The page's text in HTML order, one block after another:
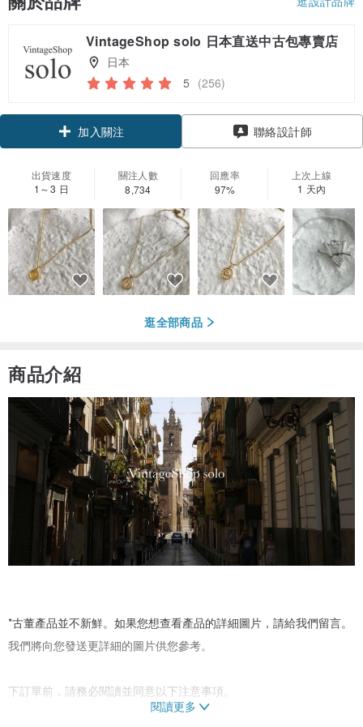
VintageShop solo 日本直送中古包專賣店
日本
5 (256)
加入關注
聯絡設計師
出貨速度
1～3 日
關注人數
8,734
回應率
97%
上次上線
1 天內
逛全部商品
商品介紹
*古董產品並不新鮮。如果您想查看產品的詳細圖片，請給我們留言。
我們將向您發送更詳細的圖片供您參考。
下訂單前，請務必閱讀並同意以下注意事項。
--------------------------------------------------
閱讀更多